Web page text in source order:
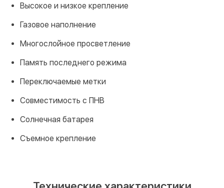
Высокое и низкое крепление
Газовое наполнение
Многослойное просветление
Память последнего режима
Переключаемые метки
Совместимость с ПНВ
Солнечная батарея
Съемное крепление